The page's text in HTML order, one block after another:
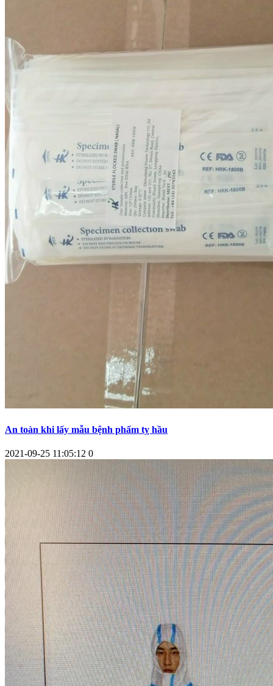
An toàn khi lấy mẫu bệnh phẩm tỵ hầu
2021-09-25 11:05:12 0